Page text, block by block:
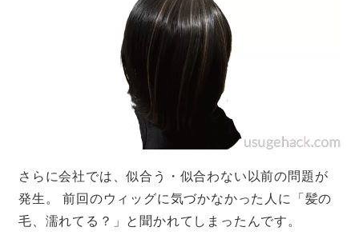
さらに会社では、似合う・似合わない以前の問題が
発生。 前回のウィッグに気づかなかった人に「髪の
毛、濡れてる？」と聞かれてしまったんです。